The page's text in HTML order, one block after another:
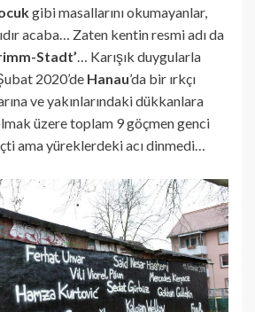
gibi masallarını okumayanlar,
acaba… Zaten kentin resmi adı da
Stadt’… Karışık duygularla
2020’de Hanau’da bir ırkçı
ve yakınlarındaki dükkanlara
üzere toplam 9 göçmen genci
ama yüreklerdeki acı dinmedi…